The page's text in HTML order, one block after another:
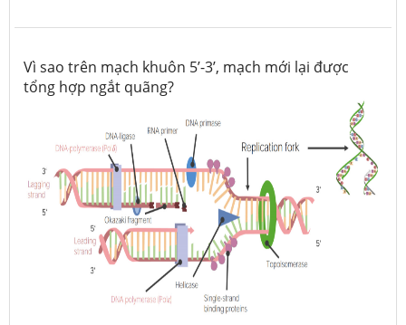
Vì sao trên mạch khuôn 5’-3’, mạch mới lại được
tổng hợp ngắt quãng?